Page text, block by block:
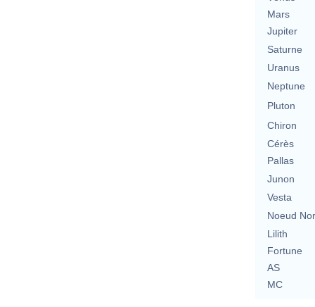
Mars
Jupiter
Saturne
Uranus
Neptune
Pluton
Chiron
Cérès
Pallas
Junon
Vesta
Noeud
Lilith
Fortune
AS
MC